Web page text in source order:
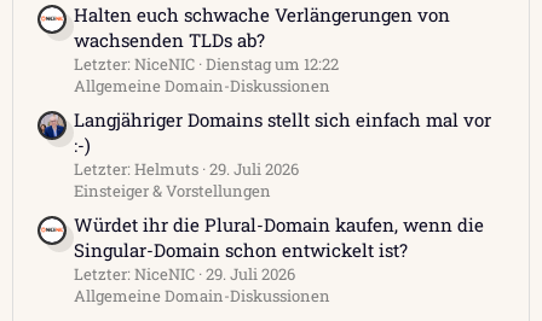
Halten euch schwache Verlängerungen von
wachsenden TLDs ab?
Letzter: NiceNIC Dienstag um 12:22
Allgemeine Domain-Diskussionen
Langjähriger Domains stellt sich einfach mal vor
:-)
Letzter: Helmuts 29. Juli 2026
Einsteiger & Vorstellungen
Würdet ihr die Plural-Domain kaufen, wenn die
Singular-Domain schon entwickelt ist?
Letzter: NiceNIC 29. Juli 2026
Allgemeine Domain-Diskussionen